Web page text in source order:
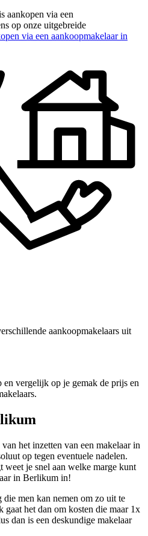
aankopen via een
op onze uitgebreide
via een aankoopmakelaar in
aankoopmakelaars uit
vergelijk op je gemak de prijs en
het inzetten van een makelaar in
op tegen eventuele nadelen.
weet je snel aan welke marge kunt
in Berlikum in!
men kan nemen om zo uit te
gaat het dan om kosten die maar 1x
dan is een deskundige makelaar